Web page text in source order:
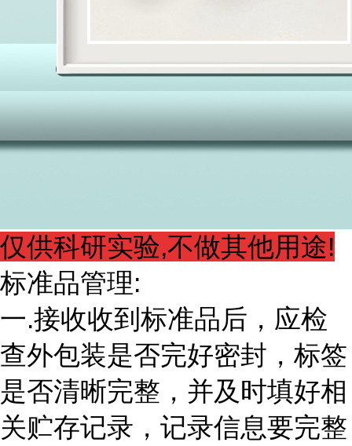
仅供科研实验,不做其他用途!
标准品管理:
一.接收收到标准品后，应检
查外包装是否完好密封，标签
是否清晰完整，并及时填好相
关贮存记录，记录信息要完整